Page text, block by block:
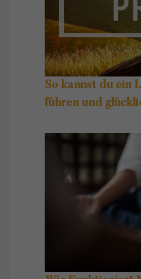
So kannst du ein
führen und